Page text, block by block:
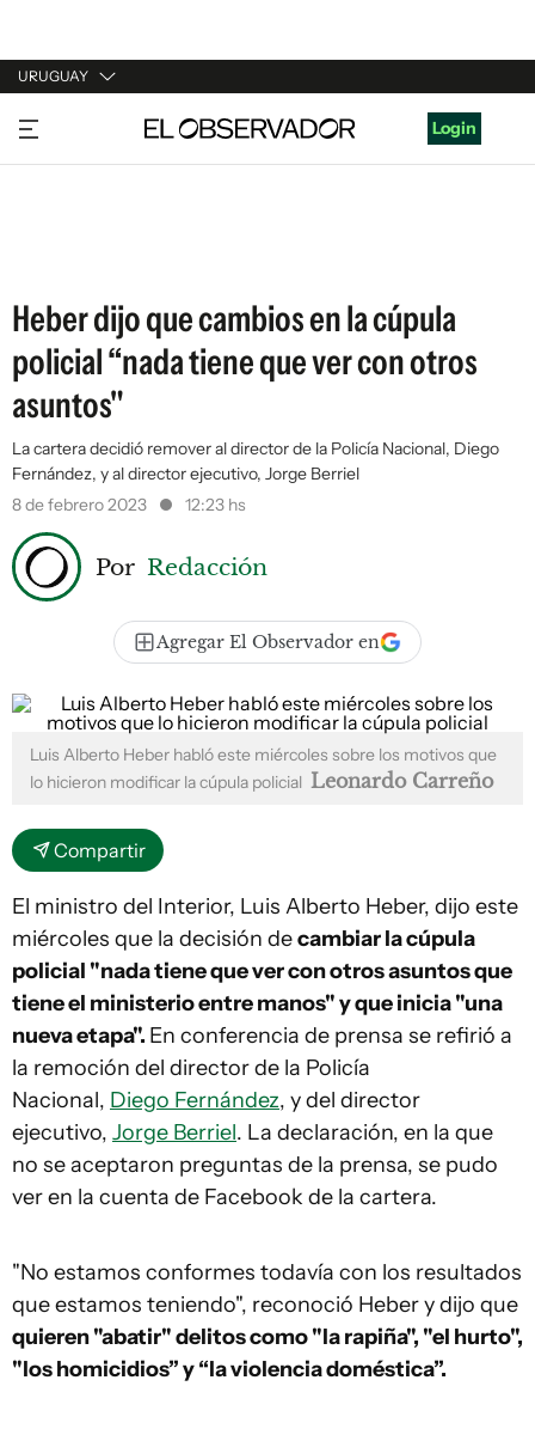
URUGUAY
URUGUAY
ARGENTINA
Login
Heber dijo que cambios en la cúpula
policial “nada tiene que ver con otros
asuntos"
La cartera decidió remover al director de la Policía Nacional, Diego
Fernández, y al director ejecutivo, Jorge Berriel
8 de febrero 2023
12:23 hs
Por Redacción
Agregar El Observador en
Luis Alberto Heber habló este miércoles sobre los motivos que
lo hicieron modificar la cúpula policial Leonardo Carreño
Compartir
El ministro del Interior, Luis Alberto Heber, dijo este
miércoles que la decisión decambiar la cúpula
policial "nada tiene que ver con otros asuntos que
tiene el ministerio entre manos" y que inicia "una
nueva etapa". En conferencia de prensa se refirió a
la remoción del director de la Policía
Nacional, Diego Fernández, y del director
ejecutivo, Jorge Berriel. La declaración, en la que
no se aceptaron preguntas de la prensa, se pudo
ver en la cuenta de Facebook de la cartera.
"No estamos conformes todavía con los resultados
que estamos teniendo", reconoció Heber y dijo que
quieren "abatir" delitos como "la rapiña", "el hurto",
"los homicidios” y “la violencia doméstica”.